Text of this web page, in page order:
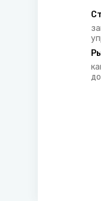
иных
юстиции
от 10